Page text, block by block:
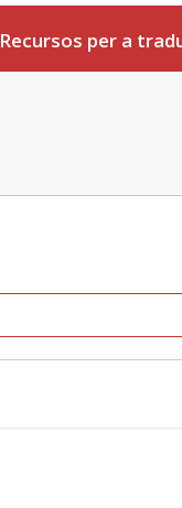
Recursos per a